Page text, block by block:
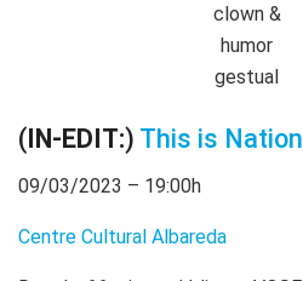
clown &
humor
gestual
(IN-EDIT:) This is
09/03/2023 – 19:00h
Centre Cultural Albareda